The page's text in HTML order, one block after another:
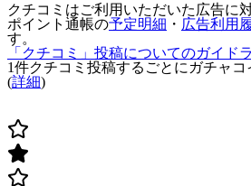
クチコミはご利用いただいた広告に対
ポイント通帳の予定明細 ・ 広告利用
す。
「クチコミ」投稿についてのガイド
1件クチコミ投稿するごとに ガチャコ
(詳細)